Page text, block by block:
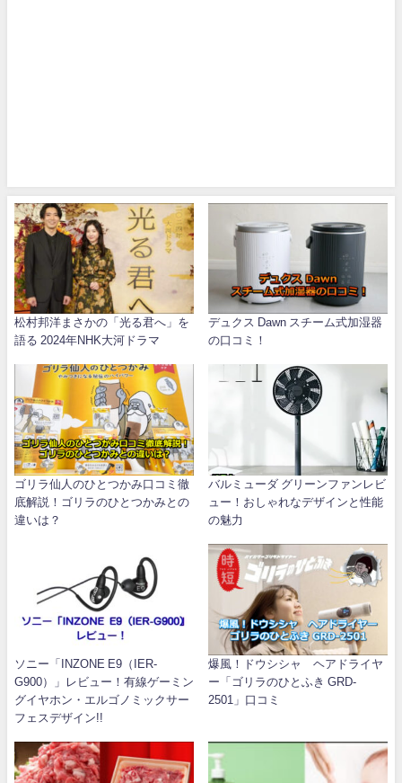
松村邦洋まさかの「光る君へ」を
語る 2024年NHK大河ドラマ
デュクス Dawn スチーム式加湿器
の口コミ！
ゴリラ仙人のひとつかみ口コミ徹
底解説！ゴリラのひとつかみとの
違いは？
バルミューダ グリーンファンレビ
ュー！おしゃれなデザインと性能
の魅力
ソニー「INZONE E9（IER-
G900）」レビュー！有線ゲーミン
グイヤホン・エルゴノミックサー
フェスデザイン!!
爆風！ドウシシャ ヘアドライヤ
ー「ゴリラのひとふき GRD-
2501」口コミ